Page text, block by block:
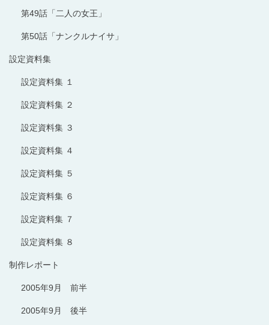
第49話「二人の女王」
第50話「ナンクルナイサ」
設定資料集
設定資料集 １
設定資料集 ２
設定資料集 ３
設定資料集 ４
設定資料集 ５
設定資料集 ６
設定資料集 ７
設定資料集 ８
制作レポート
2005年9月 前半
2005年9月 後半